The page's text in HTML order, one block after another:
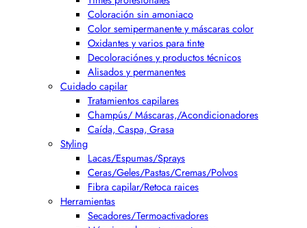
Coloración sin amoniaco
Color semipermanente y máscaras color
Oxidantes y varios para tinte
Decoloraciónes y productos técnicos
Alisados y permanentes
Cuidado capilar
Tratamientos capilares
Champús/ Máscaras,/Acondicionadores
Caída, Caspa, Grasa
Styling
Lacas/Espumas/Sprays
Ceras/Geles/Pastas/Cremas/Polvos
Fibra capilar/Retoca raices
Herramientas
Secadores/Termoactivadores